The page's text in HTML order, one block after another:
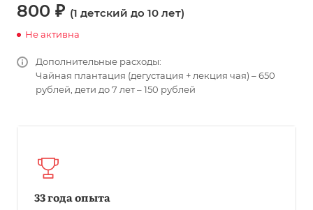
800 ₽ (1 детский до 10 лет)
Не активна
Дополнительные расходы:
Чайная плантация (дегустация + лекция чая) – 650
рублей, дети до 7 лет – 150 рублей
33 года опыта